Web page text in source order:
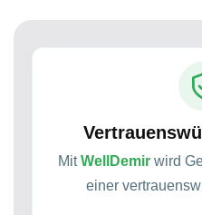
MitWellDemir wird
einer